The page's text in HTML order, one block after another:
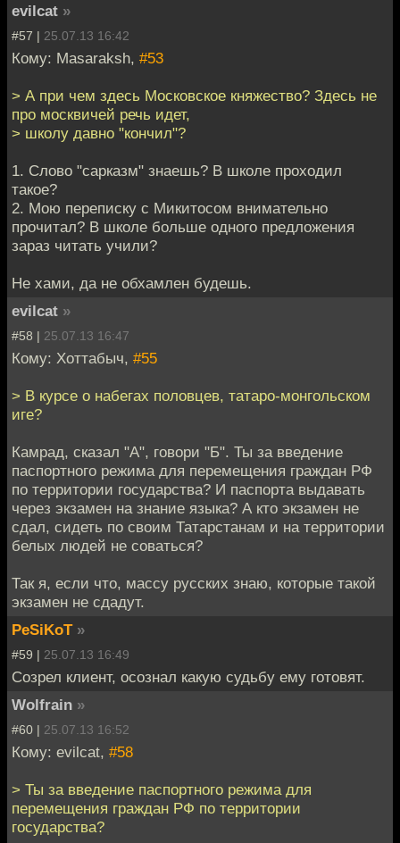
evilcat »
#57 | 25.07.13 16:42
Кому: Masaraksh, #53
> А при чем здесь Московское княжество? Здесь не
про москвичей речь идет,
> школу давно "кончил"?
1. Слово "сарказм" знаешь? В школе проходил
такое?
2. Мою переписку с Микитосом внимательно
прочитал? В школе больше одного предложения
зараз читать учили?
Не хами, да не обхамлен будешь.
evilcat »
#58 | 25.07.13 16:47
Кому: Хоттабыч, #55
> В курсе о набегах половцев, татаро-монгольском
иге?
Камрад, сказал "А", говори "Б". Ты за введение
паспортного режима для перемещения граждан РФ
по территории государства? И паспорта выдавать
через экзамен на знание языка? А кто экзамен не
сдал, сидеть по своим Татарстанам и на территории
белых людей не соваться?
Так я, если что, массу русских знаю, которые такой
экзамен не сдадут.
PeSiKoT »
#59 | 25.07.13 16:49
Созрел клиент, осознал какую судьбу ему готовят.
Wolfrain »
#60 | 25.07.13 16:52
Кому: evilcat, #58
> Ты за введение паспортного режима для
перемещения граждан РФ по территории
государства?